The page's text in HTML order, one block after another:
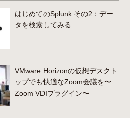
はじめてのSplunk その2：デー
タを検索してみる
VMware Horizonの仮想デスクト
ップでも快適なZoom会議を〜
Zoom VDIプラグイン〜